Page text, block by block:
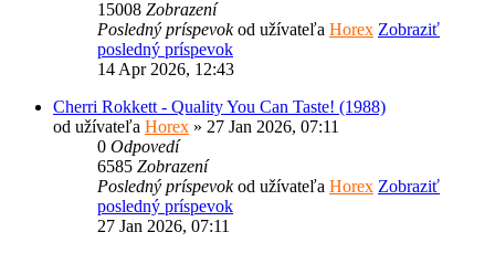
15008 Zobrazení
Posledný príspevokod užívateľa Horex Zobraziť
posledný príspevok
14 Apr 2026, 12:43
Cherri Rokkett - Quality You Can Taste! (1988)
od užívateľa Horex » 27 Jan 2026, 07:11
0 Odpovedí
6585 Zobrazení
Posledný príspevokod užívateľa Horex Zobraziť
posledný príspevok
27 Jan 2026, 07:11